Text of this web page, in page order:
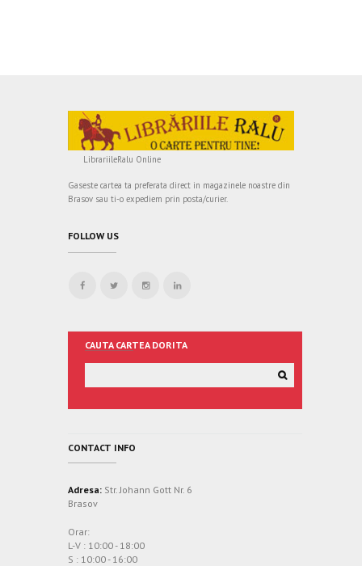
LibrariileRalu Online
Gaseste cartea ta preferata direct in magazinele noastre din
Brasov sau ti-o expediem prin posta/curier.
FOLLOW US
CAUTA CARTEA DORITA
CONTACT INFO
Adresa: Str. Johann Gott Nr. 6
Brasov
Orar:
L-V : 10:00 - 18:00
S : 10:00 - 16:00